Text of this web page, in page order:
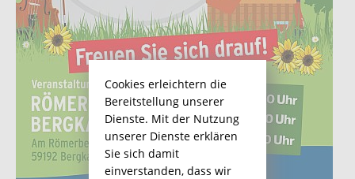
Cookies erleichtern die
Bereitstellung unserer
Dienste. Mit der Nutzung
unserer Dienste erklären
Sie sich damit
einverstanden, dass wir